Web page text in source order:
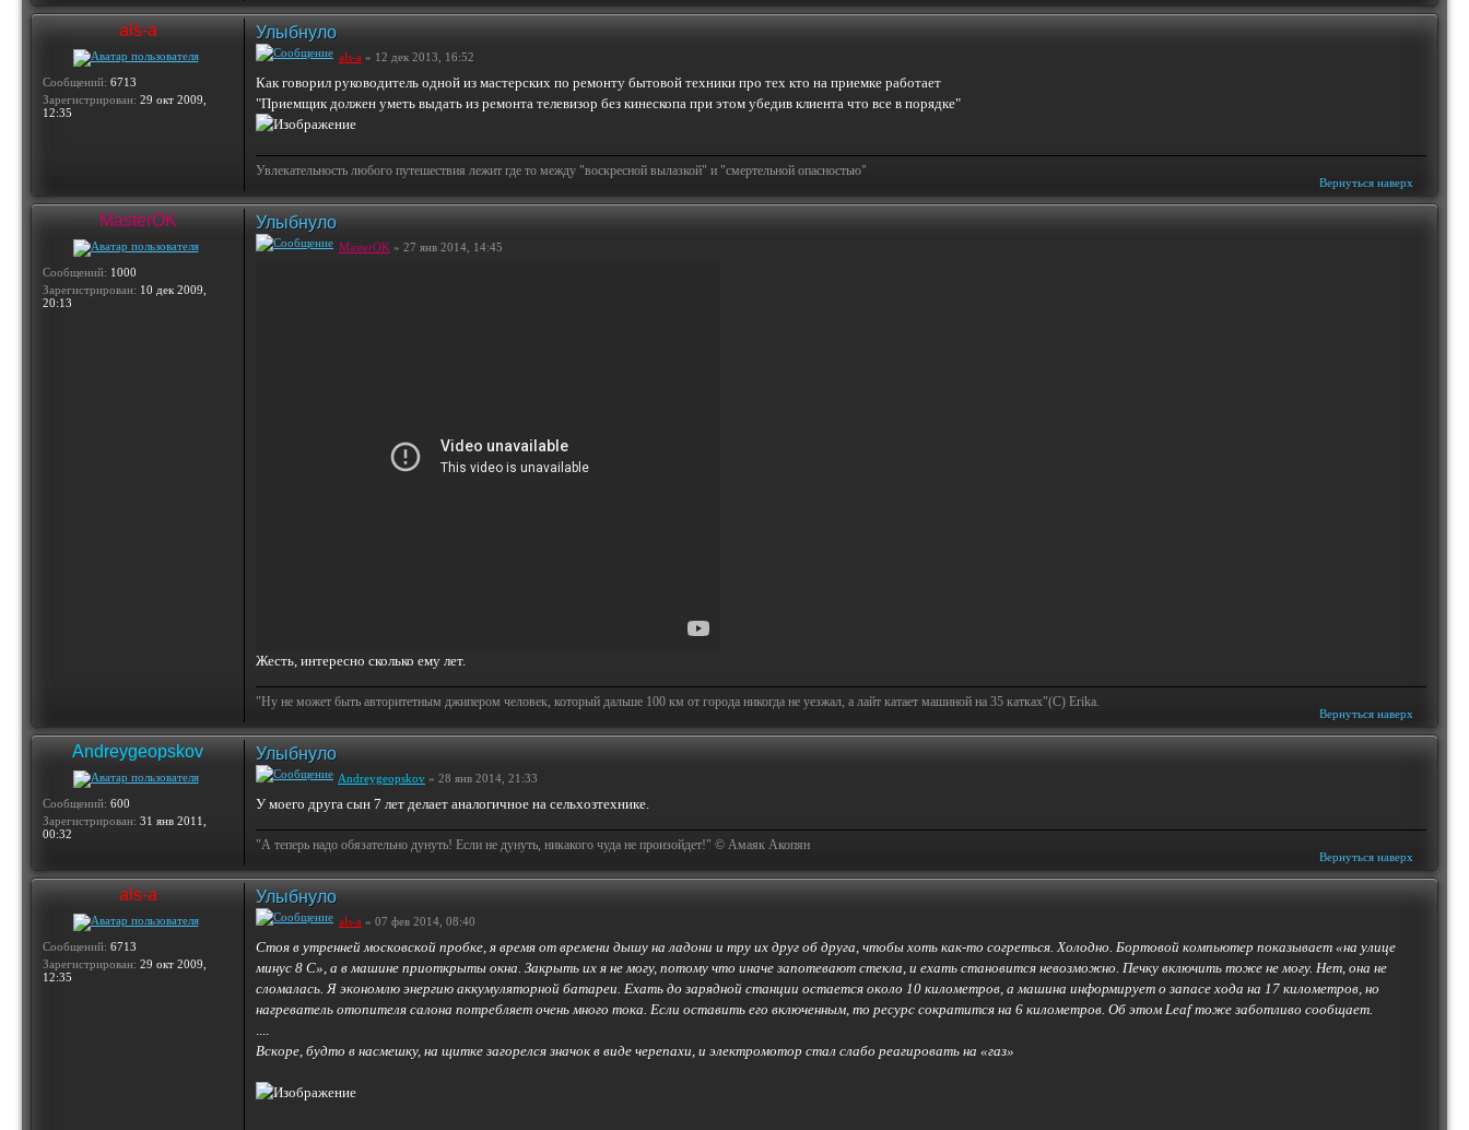
als-a
Сообщений: 6713
Зарегистрирован: 29 окт 2009,
12:35
Улыбнуло
als-a » 12 дек 2013, 16:52
Как говорил руководитель одной из мастерских по ремонту бытовой техники про тех кто на приемке работает
"Приемщик должен уметь выдать из ремонта телевизор без кинескопа при этом убедив клиента что все в порядке"
Увлекательность любого путешествия лежит где то между "воскресной вылазкой" и "смертельной опасностью"
Вернуться наверх
MasterOK
Сообщений: 1000
Зарегистрирован: 10 дек 2009,
20:13
Улыбнуло
MasterOK » 27 янв 2014, 14:45
Жесть, интересно сколько ему лет.
"Ну не может быть авторитетным джипером человек, который дальше 100 км от города никогда не уезжал, а лайт катает машиной на 35 катках"(С) Erika.
Вернуться наверх
Andreygeopskov
Сообщений: 600
Зарегистрирован: 31 янв 2011,
00:32
Улыбнуло
Andreygeopskov » 28 янв 2014, 21:33
У моего друга сын 7 лет делает аналогичное на сельхозтехнике.
"А теперь надо обязательно дунуть! Если не дунуть, никакого чуда не произойдет!" © Амаяк Акопян
Вернуться наверх
als-a
Сообщений: 6713
Зарегистрирован: 29 окт 2009,
12:35
Улыбнуло
als-a » 07 фев 2014, 08:40
Стоя в утренней московской пробке, я время от времени дышу на ладони и тру их друг об друга, чтобы хоть как-то согреться. Холодно. Бортовой компьютер показывает «на улице
минус 8 С», а в машине приоткрыты окна. Закрыть их я не могу, потому что иначе запотевают стекла, и ехать становится невозможно. Печку включить тоже не могу. Нет, она не
сломалась. Я экономлю энергию аккумуляторной батареи. Ехать до зарядной станции остается около 10 километров, а машина информирует о запасе хода на 17 километров, но
нагреватель отопителя салона потребляет очень много тока. Если оставить его включенным, то ресурс сократится на 6 километров. Об этом Leaf тоже заботливо сообщает.
....
Вскоре, будто в насмешку, на щитке загорелся значок в виде черепахи, и электромотор стал слабо реагировать на «газ»